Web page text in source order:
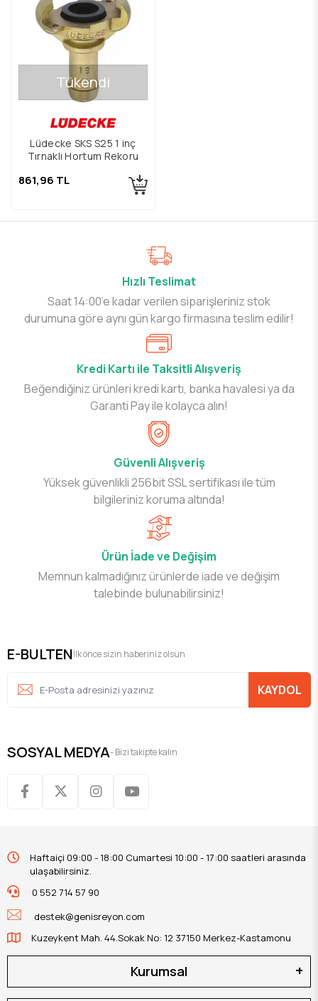
Tükendi
Lüdecke SKS S25 1 inç
Tırnaklı Hortum Rekoru
861,96 TL
Hızlı Teslimat
Saat 14:00’e kadar verilen siparişleriniz stok
durumuna göre aynı gün kargo firmasına teslim edilir!
Kredi Kartı ile Taksitli Alışveriş
Beğendiğiniz ürünleri kredi kartı, banka havalesi ya da
Garanti Pay ile kolayca alın!
Güvenli Alışveriş
Yüksek güvenlikli 256bit SSL sertifikası ile tüm
bilgileriniz koruma altında!
Ürün İade ve Değişim
Memnun kalmadığınız ürünlerde iade ve değişim
talebinde bulunabilirsiniz!
E-BULTENİlk önce sizin haberiniz olsun
KAYDOL
SOSYAL MEDYA- Bizi takipte kalın
Haftaiçi 09:00 - 18:00 Cumartesi 10:00 - 17:00 saatleri arasında
ulaşabilirsiniz.
0 552 714 57 90
destek@genisreyon.com
Kuzeykent Mah. 44.Sokak No: 12 37150 Merkez-Kastamonu
Kurumsal